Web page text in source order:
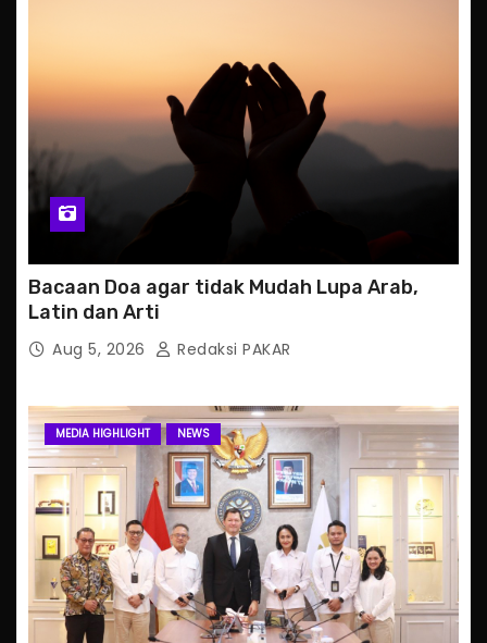
Bacaan Doa agar tidak Mudah Lupa Arab,
Latin dan Arti
Aug 5, 2026 Redaksi PAKAR
MEDIA HIGHLIGHT NEWS